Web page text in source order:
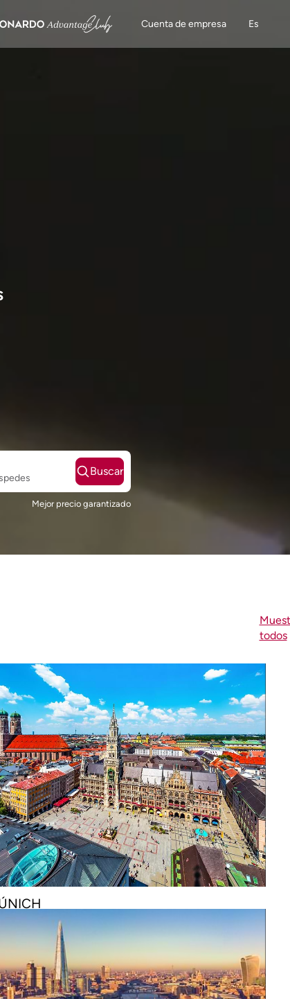
Cuenta de empresa Es
Buscar
Mejor precio garantizado
todos
DESDE €56